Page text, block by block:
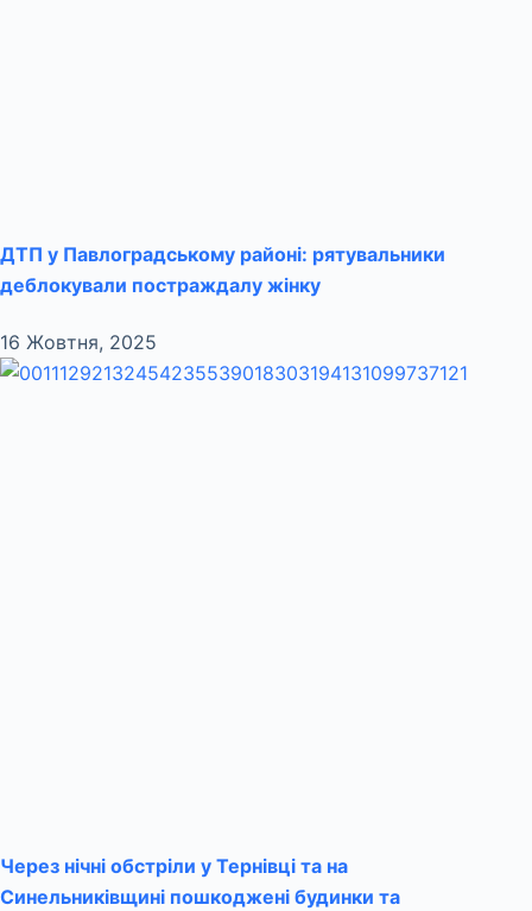
ДТП у Павлоградському районі: рятувальники
деблокували постраждалу жінку
16 Жовтня, 2025
Через нічні обстріли у Тернівці та на
Синельниківщині пошкоджені будинки та